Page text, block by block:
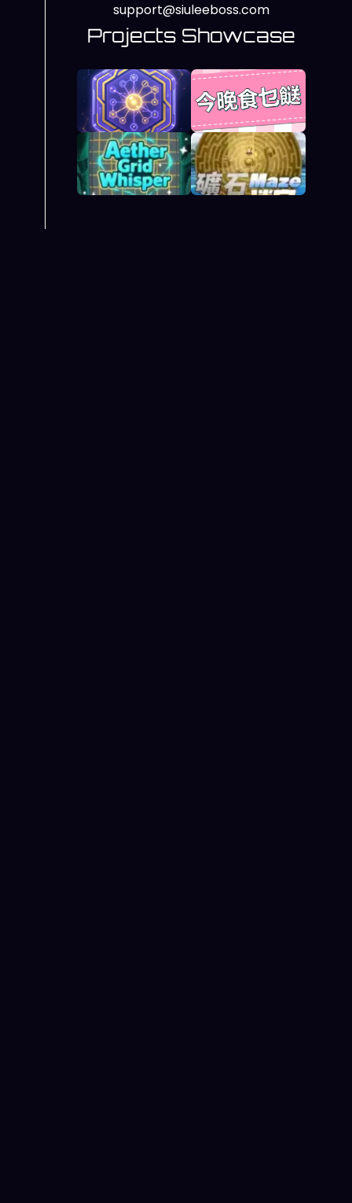
support@siuleeboss.com
Projects Showcase